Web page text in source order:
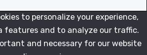
to personalize your experience,
features and to analyze our traffic.
and necessary for our website